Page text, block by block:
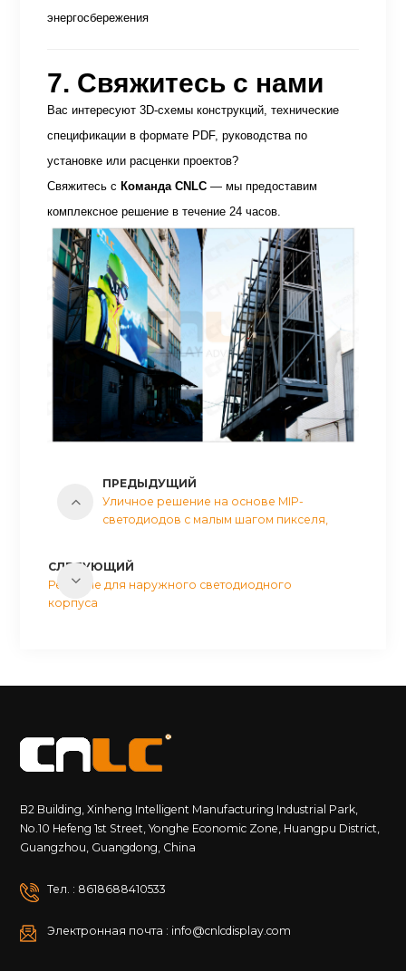
энергосбережения
7. Свяжитесь с нами
Вас интересуют 3D-схемы конструкций, технические
спецификации в формате PDF, руководства по
установке или расценки проектов?
Свяжитесь сКоманда CNLC — мы предоставим
комплексное решение в течение 24 часов.
ПРЕДЫДУЩИЙ
Уличное решение на основе MIP-
светодиодов с малым шагом пикселя,
СЛЕДУЮЩИЙ
Решение для наружного светодиодного
корпуса
B2 Building, Xinheng Intelligent Manufacturing Industrial Park,
No.10 Hefeng 1st Street, Yonghe Economic Zone, Huangpu District,
Guangzhou, Guangdong, China
Тел. : 8618688410533
Электронная почта : info@cnlcdisplay.com